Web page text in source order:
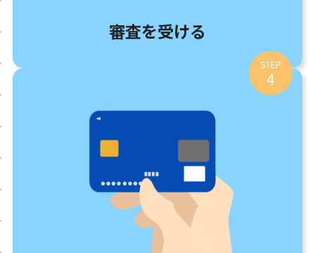
審査を受ける
STEP
4